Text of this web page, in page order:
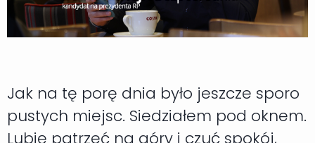
Jak na tę porę dnia było jeszcze sporo
pustych miejsc. Siedziałem pod oknem.
Lubię patrzeć na góry i czuć spokój,